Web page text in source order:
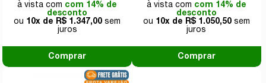
com 14% de
desconto
10x de
R$ 1.347,00
Comprar
com 14% de
desconto
10x de
R$ 1.050,50
Comprar